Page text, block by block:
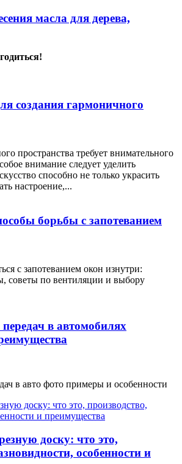
масла для дерева,
создания гармоничного
пространства требует внимательного
внимание следует уделить
способно не только украсить
настроение,...
борьбы с запотеванием
с запотеванием окон изнутри:
советы по вентиляции и выбору
в автомобилях
в авто фото примеры и особенности
доску: что это,
особенности и